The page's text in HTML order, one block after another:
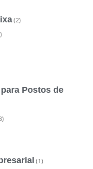
(2)
Postos de
(1)